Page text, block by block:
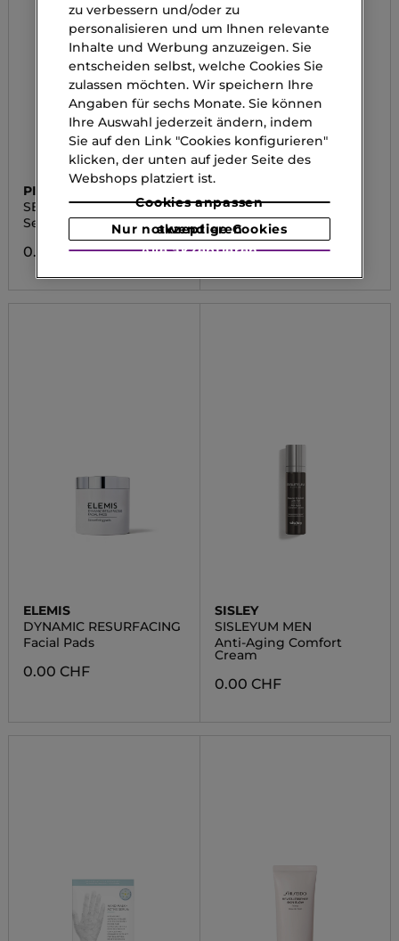
PIXI
SERUMS
Serum
0.00 CHF
DIORSKIN FOREVER
UNDERCOVER FO
Fluid-Foundation
0.00 CHF
ELEMIS
DYNAMIC RESURFACING
Facial Pads
0.00 CHF
SISLEY
SISLEYUM MEN
Anti-Aging Comfort
Cream
0.00 CHF
zu verbessern und/oder zu
personalisieren und um Ihnen relevante
Inhalte und Werbung anzuzeigen. Sie
entscheiden selbst, welche Cookies Sie
zulassen möchten. Wir speichern Ihre
Angaben für sechs Monate. Sie können
Ihre Auswahl jederzeit ändern, indem
Sie auf den Link "Cookies konfigurieren"
klicken, der unten auf jeder Seite des
Webshops platziert ist.
Cookies anpassen
Nur notwendige Cookies akzeptieren
Alle akzeptieren